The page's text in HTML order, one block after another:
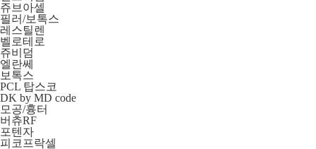
쥬브아셀
필러/보톡스
레스틸렌
벨로테로
쥬비덤
엘란쎄
보톡스
PCL 탑스코
DK by MD code
모공/흉터
버츄RF
포텐자
피코프락셀